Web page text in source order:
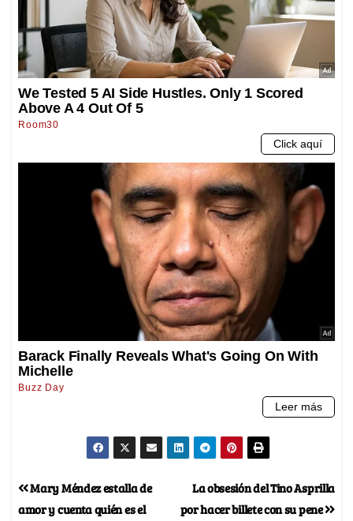
La obsesión del Tino Asprilla
por hacer billete con su pene
Mary Méndez estalla de
amor y cuenta quién es el